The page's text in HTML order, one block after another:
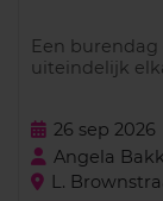
Een
uiteindelijk
26 sep 2026
Angela
L.